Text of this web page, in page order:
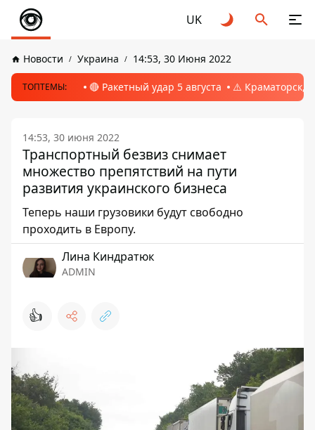
UK
Новости Украина 14:53, 30 Июня 2022
ТОПТЕМЫ: 🔴 Ракетный удар 5 августа ⚠️ Краматорск,
14:53, 30 июня 2022
Транспортный безвиз снимает
множество препятствий на пути
развития украинского бизнеса
Теперь наши грузовики будут свободно
проходить в Европу.
Лина Киндратюк
ADMIN
👍